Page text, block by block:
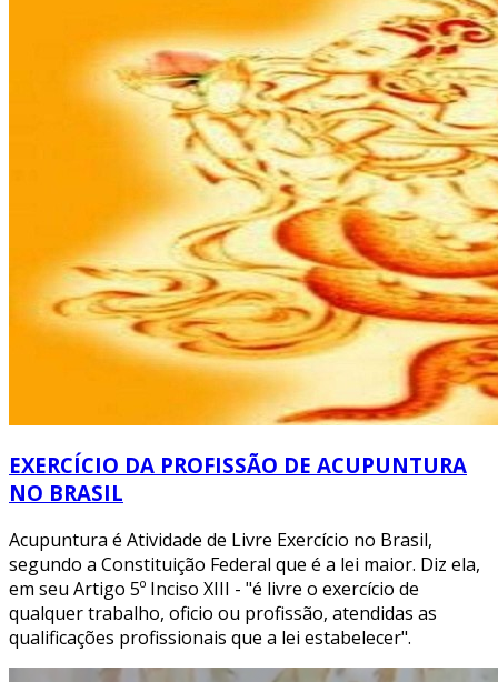
EXERCÍCIO DA PROFISSÃO DE ACUPUNTURA
NO BRASIL
Acupuntura é Atividade de Livre Exercício no Brasil,
segundo a Constituição Federal que é a lei maior. Diz ela,
em seu Artigo 5º Inciso XIII - "é livre o exercício de
qualquer trabalho, oficio ou profissão, atendidas as
qualificações profissionais que a lei estabelecer".